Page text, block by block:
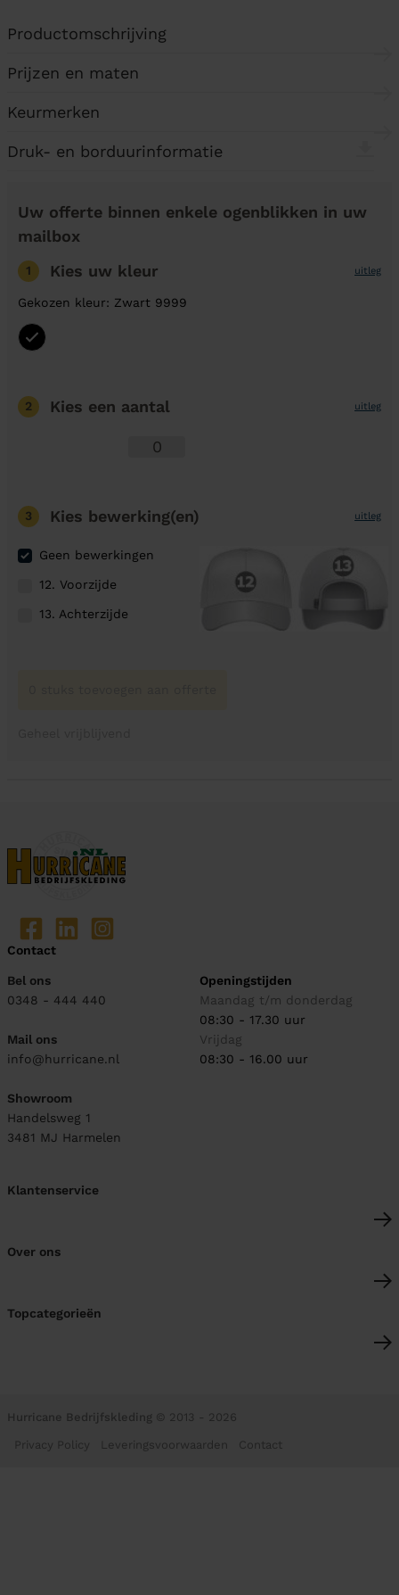
Productomschrijving
Prijzen en maten
Keurmerken
Druk- en borduurinformatie
Uw offerte binnen enkele ogenblikken in uw
mailbox
1 Kies uw kleur uitleg
Gekozen kleur: Zwart 9999
2 Kies een aantal uitleg
3 Kies bewerking(en) uitleg
Geen bewerkingen
12. Voorzijde
13. Achterzijde
Contact
Bel ons
0348 - 444 440
Mail ons
info@hurricane.nl
Showroom
Handelsweg 1
3481 MJ Harmelen
Openingstijden
Maandag t/m donderdag
08:30 - 17.30 uur
Vrijdag
08:30 - 16.00 uur
Klantenservice
Over ons
Topcategorieën
Hurricane Bedrijfskleding © 2013 - 2026
Privacy Policy Leveringsvoorwaarden Contact